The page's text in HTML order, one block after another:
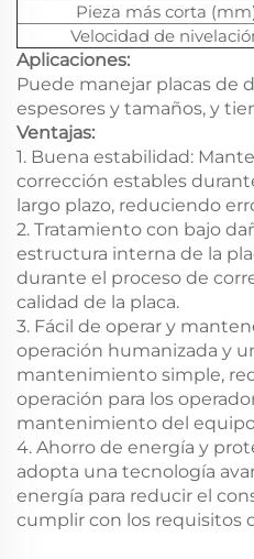
Pieza más corta
Velocidad de
Aplicaciones:
Puede manejar placas de
espesores y tamaños, y
Ventajas:
1. Buena estabilidad:
corrección estables
largo plazo, reduciendo
2. Tratamiento con bajo
estructura interna de la
durante el proceso de
calidad de la placa.
3. Fácil de operar y
operación humanizada y
mantenimiento simple,
operación para los
mantenimiento del
4. Ahorro de energía y
adopta una tecnología
energía para reducir el
cumplir con los requisitos